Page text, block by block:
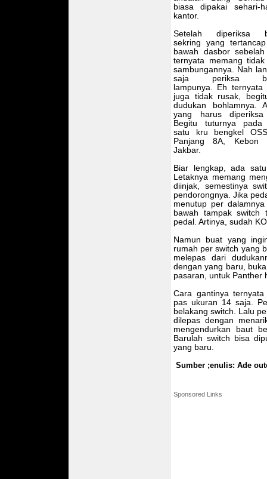
biasa dipakai sehari-
kantor.
Setelah diperiksa
sekring yang
bawah dasbor
ternyata memang
sambungannya. Nah
saja periksa
lampunya. Eh ternyata
juga tidak rusak,
dudukan bohlamnya.
yang harus
Begitu tuturnya pada
satu kru bengkel
Panjang 8A, Kebon
Jakbar.
Biar lengkap, ada
Letaknya memang
diinjak, semestinya
pendorongnya. Jika
menutup per
bawah tampak switch
pedal. Artinya, sudah
Namun buat yang
rumah per switch yang
melepas dari
dengan yang baru,
pasaran, untuk Panther
Cara gantinya
pas ukuran 14 saja.
belakang switch. Lalu
dilepas dengan
mengendurkan baut
Barulah switch bisa
yang baru.
Sumber ;enulis: Ade
Sponsored Links